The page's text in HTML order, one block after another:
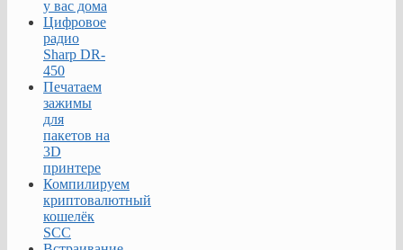
у вас дома
Цифровое
радио
Sharp DR-
450
Печатаем
зажимы
для
пакетов на
3D
принтере
Компилируем
криптовалютный
кошелёк
SCC